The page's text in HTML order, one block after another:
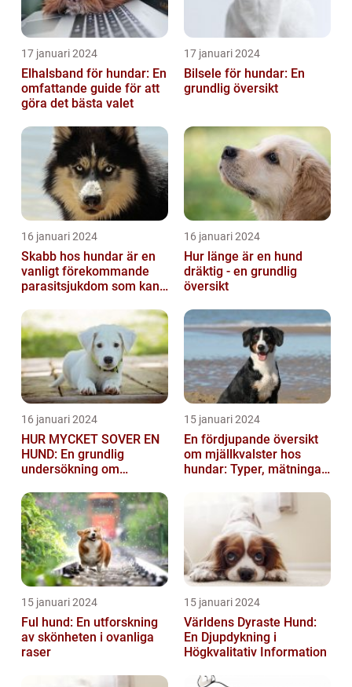
17 januari 2024
Elhalsband för hundar: En
omfattande guide för att
göra det bästa valet
17 januari 2024
Bilsele för hundar: En
grundlig översikt
16 januari 2024
Skabb hos hundar är en
vanligt förekommande
parasitsjukdom som kan
och smittsa...
16 januari 2024
Hur länge är en hund
dräktig - en grundlig
översikt
16 januari 2024
HUR MYCKET SOVER EN
HUND: En grundlig
undersökning om
15 januari 2024
En fördjupande översikt
om mjällkvalster hos
hundar: Typer, mätningar
15 januari 2024
Ful hund: En utforskning
av skönheten i ovanliga
raser
15 januari 2024
Världens Dyraste Hund:
En Djupdykning i
Högkvalitativ Information